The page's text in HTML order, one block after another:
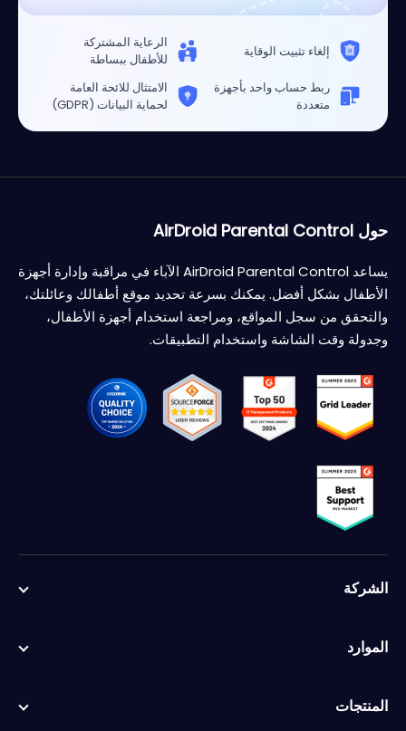
إلغاء تثبيت الوقاية
الرعاية المشتركة
للأطفال ببساطة
ربط حساب واحد بأجهزة
متعددة
الامتثال للائحة العامة
لحماية البيانات (GDPR)
حول AirDroid Parental Control
يساعد AirDroid Parental Control الآباء في مراقبة وإدارة أجهزة
الأطفال بشكل أفضل. يمكنك بسرعة تحديد موقع أطفالك وعائلتك،
والتحقق من سجل المواقع، ومراجعة استخدام أجهزة الأطفال،
وجدولة وقت الشاشة واستخدام التطبيقات.
الشركة
الموارد
المنتجات
English
Español
Italiano
日本語